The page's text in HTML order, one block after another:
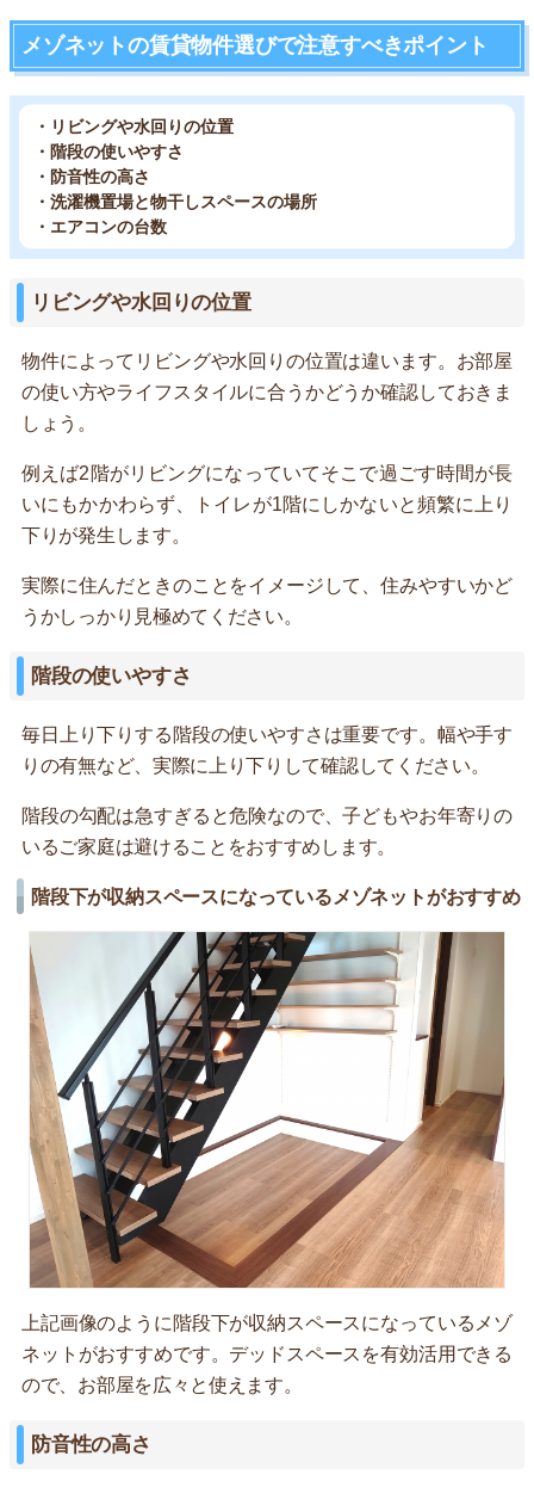
メゾネットの賃貸物件選びで注意すべきポイント
・リビングや水回りの位置
・階段の使いやすさ
・防音性の高さ
・洗濯機置場と物干しスペースの場所
・エアコンの台数
リビングや水回りの位置
物件によってリビングや水回りの位置は違います。お部屋
の使い方やライフスタイルに合うかどうか確認しておきま
しょう。
例えば2階がリビングになっていてそこで過ごす時間が長
いにもかかわらず、トイレが1階にしかないと頻繁に上り
下りが発生します。
実際に住んだときのことをイメージして、住みやすいかど
うかしっかり見極めてください。
階段の使いやすさ
毎日上り下りする階段の使いやすさは重要です。幅や手す
りの有無など、実際に上り下りして確認してください。
階段の勾配は急すぎると危険なので、子どもやお年寄りの
いるご家庭は避けることをおすすめします。
階段下が収納スペースになっているメゾネットがおすすめ
上記画像のように階段下が収納スペースになっているメゾ
ネットがおすすめです。デッドスペースを有効活用できる
ので、お部屋を広々と使えます。
防音性の高さ